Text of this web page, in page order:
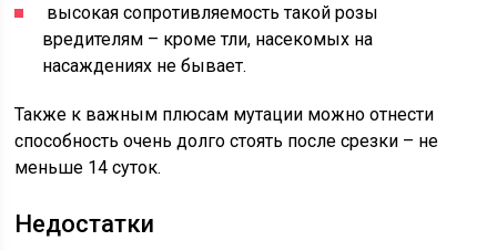
высокая сопротивляемость такой розы
вредителям – кроме тли, насекомых на
насаждениях не бывает.
Также к важным плюсам мутации можно отнести
способность очень долго стоять после срезки – не
меньше 14 суток.
Недостатки